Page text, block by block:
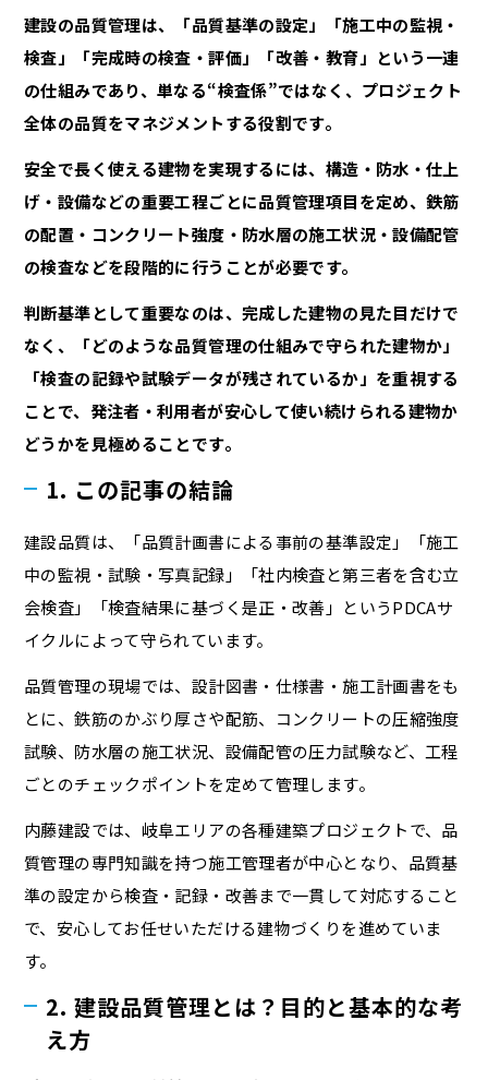
建設の品質管理は、「品質基準の設定」「施工中の監視・
検査」「完成時の検査・評価」「改善・教育」という一連
の仕組みであり、単なる“検査係”ではなく、プロジェクト
全体の品質をマネジメントする役割です。
安全で長く使える建物を実現するには、構造・防水・仕上
げ・設備などの重要工程ごとに品質管理項目を定め、鉄筋
の配置・コンクリート強度・防水層の施工状況・設備配管
の検査などを段階的に行うことが必要です。
判断基準として重要なのは、完成した建物の見た目だけで
なく、「どのような品質管理の仕組みで守られた建物か」
「検査の記録や試験データが残されているか」を重視する
ことで、発注者・利用者が安心して使い続けられる建物か
どうかを見極めることです。
1. この記事の結論
建設品質は、「品質計画書による事前の基準設定」「施工
中の監視・試験・写真記録」「社内検査と第三者を含む立
会検査」「検査結果に基づく是正・改善」というPDCAサ
イクルによって守られています。
品質管理の現場では、設計図書・仕様書・施工計画書をも
とに、鉄筋のかぶり厚さや配筋、コンクリートの圧縮強度
試験、防水層の施工状況、設備配管の圧力試験など、工程
ごとのチェックポイントを定めて管理します。
内藤建設では、岐阜エリアの各種建築プロジェクトで、品
質管理の専門知識を持つ施工管理者が中心となり、品質基
準の設定から検査・記録・改善まで一貫して対応すること
で、安心してお任せいただける建物づくりを進めていま
す。
2. 建設品質管理とは？目的と基本的な考
え方